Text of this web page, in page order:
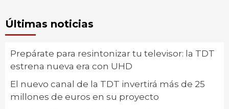
Últimas noticias
Prepárate para resintonizar tu televisor: la TDT
estrena nueva era con UHD
El nuevo canal de la TDT invertirá más de 25
millones de euros en su proyecto